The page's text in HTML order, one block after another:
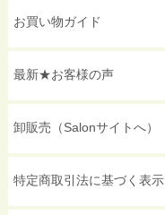
お買い物ガイド
最新★お客様の声
卸販売（Salonサイトへ）
特定商取引法に基づく表示